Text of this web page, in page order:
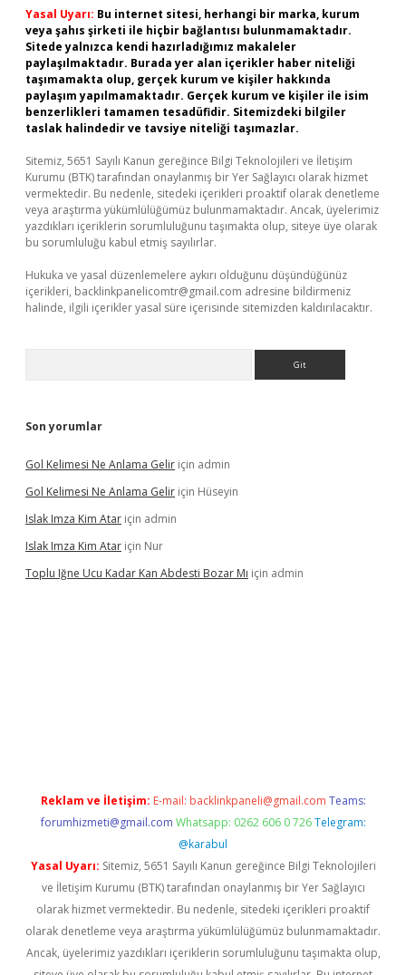
Yasal Uyarı: Bu internet sitesi, herhangi bir marka, kurum
veya şahıs şirketi ile hiçbir bağlantısı bulunmamaktadır.
Sitede yalnızca kendi hazırladığımız makaleler
paylaşılmaktadır. Burada yer alan içerikler haber niteliği
taşımamakta olup, gerçek kurum ve kişiler hakkında
paylaşım yapılmamaktadır. Gerçek kurum ve kişiler ile isim
benzerlikleri tamamen tesadüfidir. Sitemizdeki bilgiler
taslak halindedir ve tavsiye niteliği taşımazlar.
Sitemiz, 5651 Sayılı Kanun gereğince Bilgi Teknolojileri ve İletişim
Kurumu (BTK) tarafından onaylanmış bir Yer Sağlayıcı olarak hizmet
vermektedir. Bu nedenle, sitedeki içerikleri proaktif olarak denetleme
veya araştırma yükümlülüğümüz bulunmamaktadır. Ancak, üyelerimiz
yazdıkları içeriklerin sorumluluğunu taşımakta olup, siteye üye olarak
bu sorumluluğu kabul etmiş sayılırlar.
Hukuka ve yasal düzenlemelere aykırı olduğunu düşündüğünüz
içerikleri, backlinkpanelicomtr@gmail.com adresine bildirmeniz
halinde, ilgili içerikler yasal süre içerisinde sitemizden kaldırılacaktır.
Son yorumlar
Gol Kelimesi Ne Anlama Gelir için admin
Gol Kelimesi Ne Anlama Gelir için Hüseyin
Islak Imza Kim Atar için admin
Islak Imza Kim Atar için Nur
Toplu Iğne Ucu Kadar Kan Abdesti Bozar Mı için admin
Reklam ve İletişim: E-mail: backlinkpaneli@gmail.com Teams:
forumhizmeti@gmail.com Whatsapp: 0262 606 0 726 Telegram:
@karabul
Yasal Uyarı: Sitemiz, 5651 Sayılı Kanun gereğince Bilgi Teknolojileri
ve İletişim Kurumu (BTK) tarafından onaylanmış bir Yer Sağlayıcı
olarak hizmet vermektedir. Bu nedenle, sitedeki içerikleri proaktif
olarak denetleme veya araştırma yükümlülüğümüz bulunmamaktadır.
Ancak, üyelerimiz yazdıkları içeriklerin sorumluluğunu taşımakta olup,